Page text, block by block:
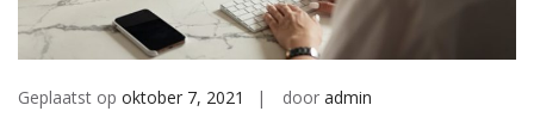
Geplaatst op oktober 7, 2021 door admin